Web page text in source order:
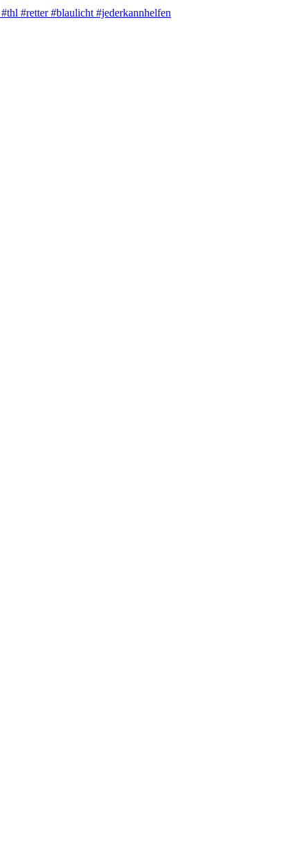
#thl #retter#blaulicht #jederkannhelfen